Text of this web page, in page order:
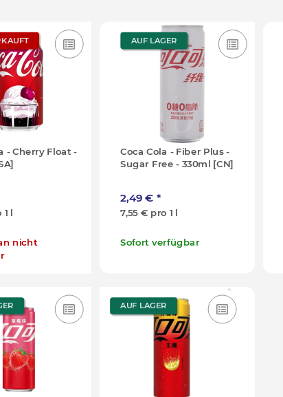
- Cherry Float -
1 l
nicht
AUF LAGER
Coca Cola - Fiber Plus -
Sugar Free - 330ml [CN]
2,49 € *
7,55 € pro 1 l
Sofort verfügbar
AUF LAGER